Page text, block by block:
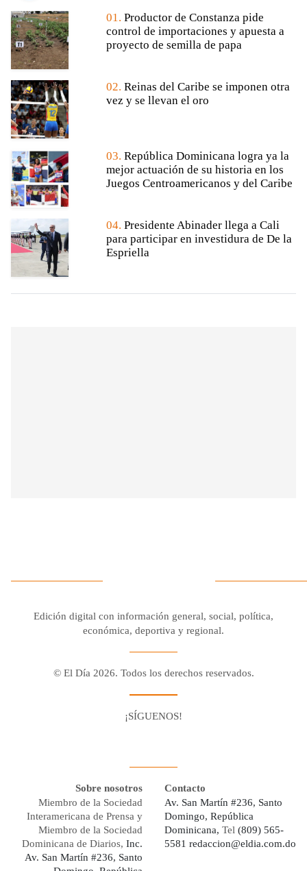
01. Productor de Constanza pide
control de importaciones y apuesta a
proyecto de semilla de papa
02. Reinas del Caribe se imponen otra
vez y se llevan el oro
03. República Dominicana logra ya la
mejor actuación de su historia en los
Juegos Centroamericanos y del Caribe
04. Presidente Abinader llega a Cali
para participar en investidura de De la
Espriella
Edición digital con información general, social, política,
económica, deportiva y regional.
© El Día 2026. Todos los derechos reservados.
¡SÍGUENOS!
Sobre nosotros
Miembro de la Sociedad
Interamericana de Prensa y
Miembro de la Sociedad
Dominicana de Diarios, Inc.
Av. San Martín #236, Santo
Contacto
Av. San Martín #236, Santo
Domingo, República
Dominicana, Tel (809) 565-
5581 redaccion@eldia.com.do